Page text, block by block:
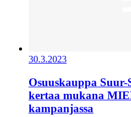
30.3.2023
Osuuskauppa
kertaa mukana
kampanjassa